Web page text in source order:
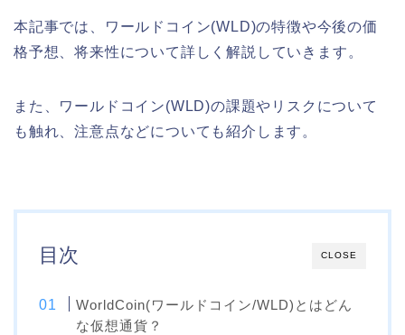
本記事では、ワールドコイン(WLD)の特徴や今後の価
格予想、将来性について詳しく解説していきます。
また、ワールドコイン(WLD)の課題やリスクについて
も触れ、注意点などについても紹介します。
CLOSE
目次
WorldCoin(ワールドコイン/WLD)とはどん
な仮想通貨？